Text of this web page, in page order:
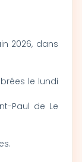
2026, dans
le lundi
Paul de Le